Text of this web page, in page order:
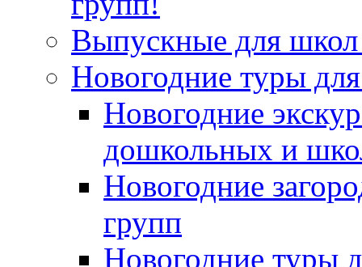
Выпускные для школ
Новогодние туры
Новогодние
дошкольных и
Новогодние
групп
Новогодние туры